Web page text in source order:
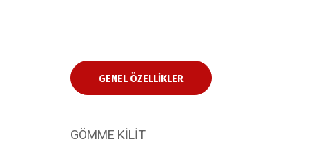
GENEL ÖZELLIKLER
GÖMME KİLİT